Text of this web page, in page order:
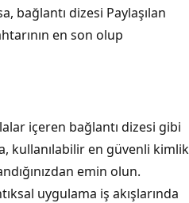
bağlantı dizesi Paylaşılan
en son olup
içeren bağlantı dizesi gibi
kullanılabilir en güvenli kimlik
emin olun.
uygulama iş akışlarında